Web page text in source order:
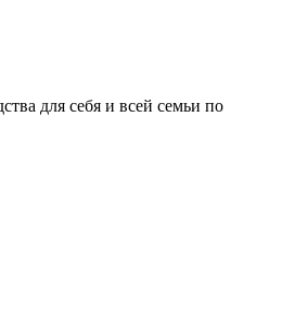
для себя и всей семьи по